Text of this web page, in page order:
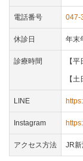
電話番号 047-
休診日 年末
診療時間 【
【
LINE
Instagram
アクセス方法 JR